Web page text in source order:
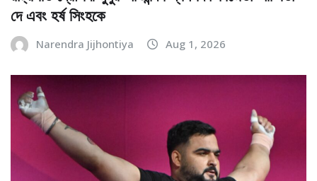
দে এবং হর্ষ সিংহকে
Narendra Jijhontiya Aug 1, 2026